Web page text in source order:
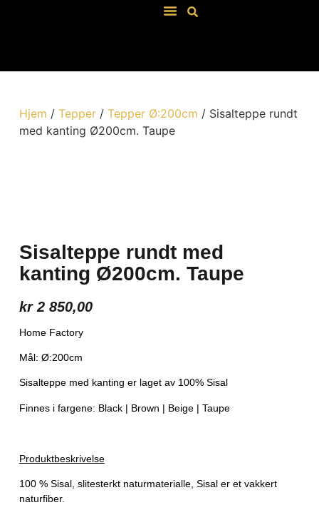
Hjem / Tepper/ Tepper Ø:200cm / Sisalteppe rundt
med kanting Ø200cm. Taupe
Sisalteppe rundt med
kanting Ø200cm. Taupe
kr2 850,00
Home Factory
Mål: Ø:200cm
Sisalteppe med kanting er laget av 100% Sisal
Finnes i fargene: Black | Brown | Beige | Taupe
Produktbeskrivelse
100 % Sisal, slitesterkt naturmaterialle, Sisal er et vakkert
naturfiber.